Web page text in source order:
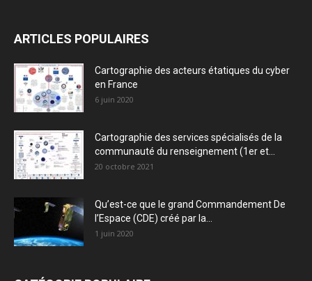
ARTICLES POPULAIRES
Cartographie des acteurs étatiques du cyber
en France
6 juin 2020
Cartographie des services spécialisés de la
communauté du renseignement (1er et...
20 octobre 2021
Qu’est-ce que le grand Commandement De
l’Espace (CDE) créé par la...
1 juin 2020